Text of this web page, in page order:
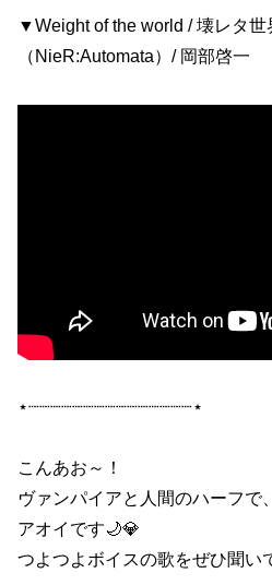
▼Weight of the world / 壊レタ世
（NieR:Automata）/ 岡部啓一
⋆┈┈┈┈┈┈┈┈┈┈┈┈┈┈┈⋆
こんあお～！
ヴァンパイアと人間のハーフで
アオイです🌙💎
つよつよボイスの歌をぜひ聞